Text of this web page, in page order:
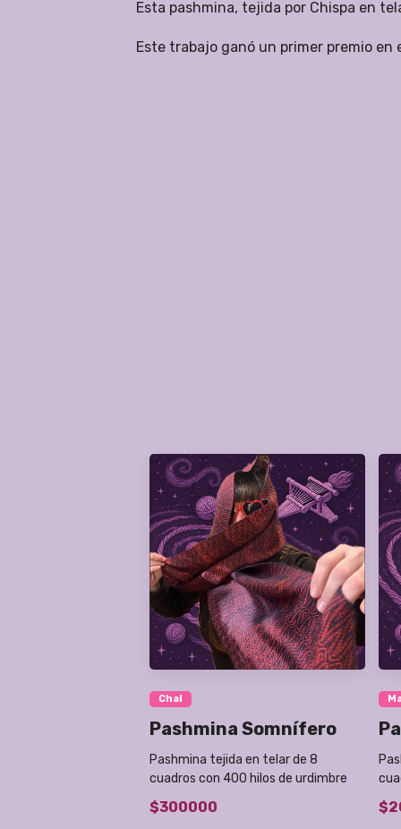
Esta pashmina, tejida por Chispa en
Este trabajo ganó un primer premio en
Chal
Pashmina Somnífero
Pashmina tejida en telar de 8
cuadros con 400 hilos de urdimbre
$300000